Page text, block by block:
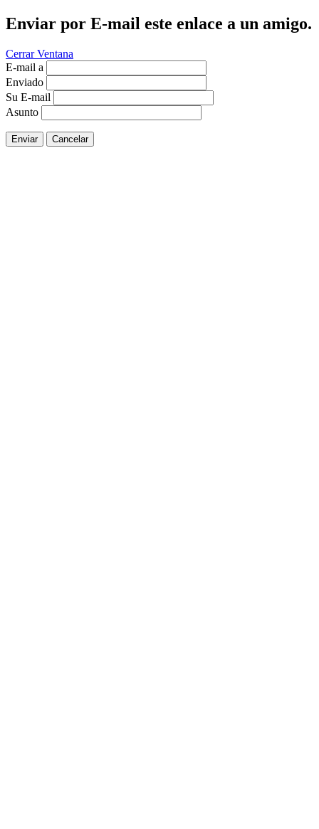
Enviar por E-mail este enlace a un amigo.
Cerrar Ventana
E-mail a
Enviado
Su E-mail
Asunto
Enviar Cancelar